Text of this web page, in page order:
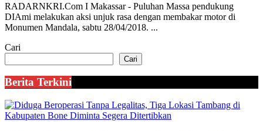
RADARNKRI.Com I Makassar - Puluhan Massa pendukung
DIAmi melakukan aksi unjuk rasa dengan membakar motor di
Monumen Mandala, sabtu 28/04/2018. ...
Cari
Cari
Berita Terkini